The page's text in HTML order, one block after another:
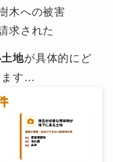
木への被害
求された
地が具体的にど
ます…